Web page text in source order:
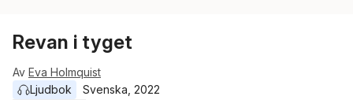
Revan i tyget
Av Eva Holmquist
Ljudbok
Svenska 2022